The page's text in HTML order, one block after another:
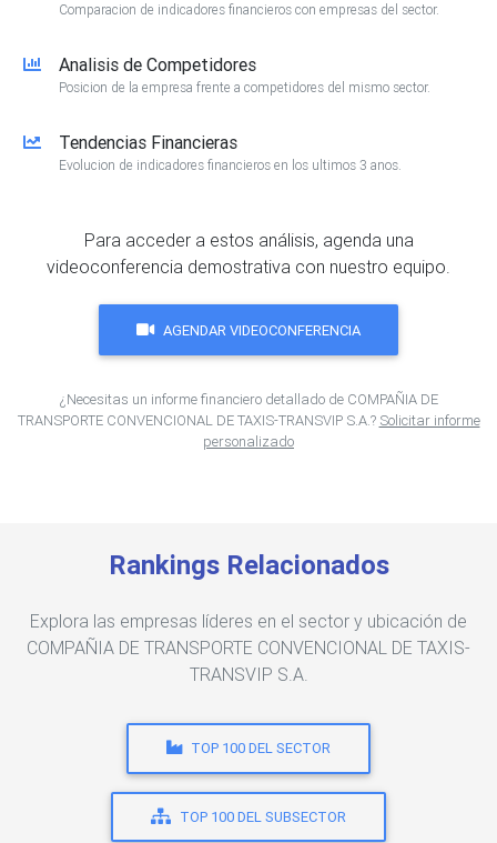
Comparacion de indicadores financieros con empresas del sector.
Analisis de Competidores
Posicion de la empresa frente a competidores del mismo sector.
Tendencias Financieras
Evolucion de indicadores financieros en los ultimos 3 anos.
Para acceder a estos análisis, agenda una
videoconferencia demostrativa con nuestro equipo.
AGENDAR VIDEOCONFERENCIA
¿Necesitas un informe financiero detallado de COMPAÑIA DE
TRANSPORTE CONVENCIONAL DE TAXIS-TRANSVIP S.A.? Solicitar informe
personalizado
Rankings Relacionados
Explora las empresas líderes en el sector y ubicación de
COMPAÑIA DE TRANSPORTE CONVENCIONAL DE TAXIS-
TRANSVIP S.A.
TOP 100 DEL SECTOR
TOP 100 DEL SUBSECTOR